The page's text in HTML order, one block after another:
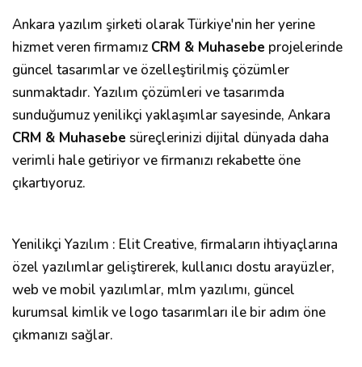
Ankara yazılım şirketi olarak Türkiye'nin her yerine
hizmet veren firmamız CRM & Muhasebe projelerinde
güncel tasarımlar ve özelleştirilmiş çözümler
sunmaktadır. Yazılım çözümleri ve tasarımda
sunduğumuz yenilikçi yaklaşımlar sayesinde, Ankara
CRM & Muhasebe süreçlerinizi dijital dünyada daha
verimli hale getiriyor ve firmanızı rekabette öne
çıkartıyoruz.
Yenilikçi Yazılım : Elit Creative, firmaların ihtiyaçlarına
özel yazılımlar geliştirerek, kullanıcı dostu arayüzler,
web ve mobil yazılımlar, mlm yazılımı, güncel
kurumsal kimlik ve logo tasarımları ile bir adım öne
çıkmanızı sağlar.